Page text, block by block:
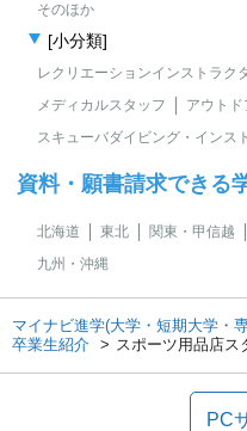
そのほか
[小分類]
レクリエーションインストラク
メディカルスタッフ
アウト
スキューバダイビング・インス
資料・願書請求できる
北海道 東北 関東・甲信越
九州・沖縄
マイナビ進学(大学・短期大学・
卒業生紹介
スポーツ用品店ス
PC